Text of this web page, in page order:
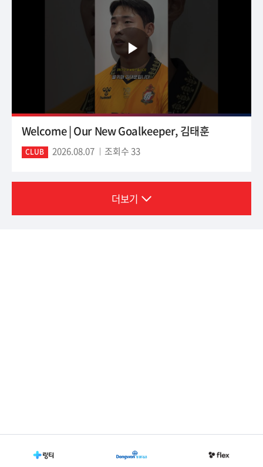
Welcome | Our New Goalkeeper, 김태훈
CLUB 2026.08.07 조회수 33
더보기